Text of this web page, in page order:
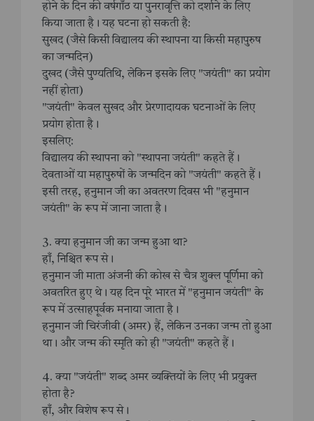
होने के दिन की वर्षगाँठ या पुनरावृत्ति को दर्शाने के लिए
किया जाता है। यह घटना हो सकती है:
सुखद (जैसे किसी विद्यालय की स्थापना या किसी महापुरुष
का जन्मदिन)
दुखद (जैसे पुण्यतिथि, लेकिन इसके लिए "जयंती" का प्रयोग
नहीं होता)
"जयंती" केवल सुखद और प्रेरणादायक घटनाओं के लिए
प्रयोग होता है।
इसलिए:
विद्यालय की स्थापना को "स्थापना जयंती" कहते हैं।
देवताओं या महापुरुषों के जन्मदिन को "जयंती" कहते हैं।
इसी तरह, हनुमान जी का अवतरण दिवस भी "हनुमान
जयंती" के रूप में जाना जाता है।
3. क्या हनुमान जी का जन्म हुआ था?
हाँ, निश्चित रूप से।
हनुमान जी माता अंजनी की कोख से चैत्र शुक्ल पूर्णिमा को
अवतरित हुए थे। यह दिन पूरे भारत में "हनुमान जयंती" के
रूप में उत्साहपूर्वक मनाया जाता है।
हनुमान जी चिरंजीवी (अमर) हैं, लेकिन उनका जन्म तो हुआ
था। और जन्म की स्मृति को ही "जयंती" कहते हैं।
4. क्या "जयंती" शब्द अमर व्यक्तियों के लिए भी प्रयुक्त
होता है?
हाँ, और विशेष रूप से।